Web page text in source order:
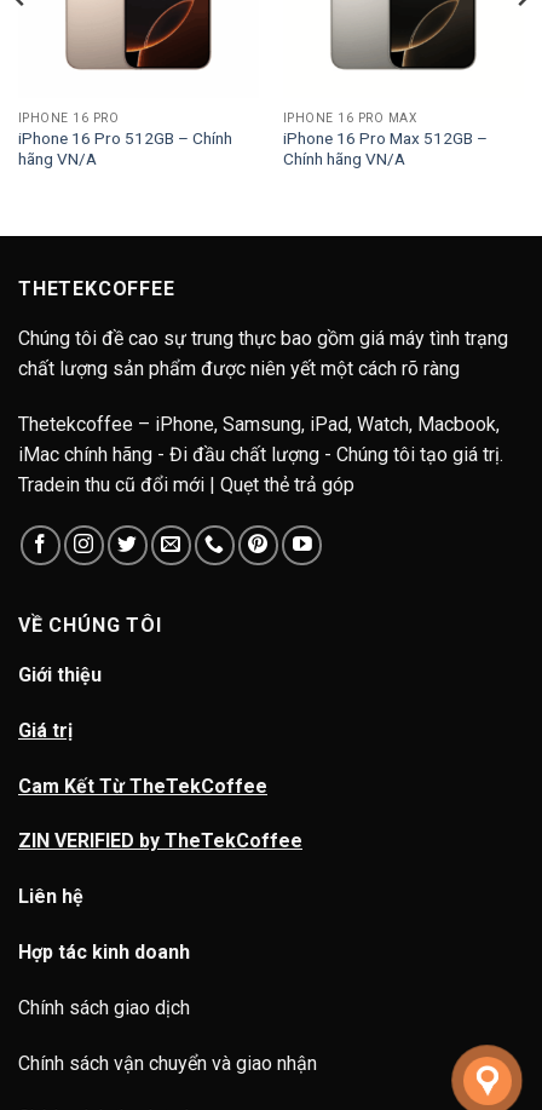
IPHONE 16 PRO
iPhone 16 Pro 512GB – Chính
hãng VN/A
IPHONE 16 PRO MAX
iPhone 16 Pro Max 512GB –
Chính hãng VN/A
THETEKCOFFEE
Chúng tôi đề cao sự trung thực bao gồm giá máy tình trạng
chất lượng sản phẩm được niên yết một cách rõ ràng
Thetekcoffee – iPhone, Samsung, iPad, Watch, Macbook,
iMac chính hãng - Đi đầu chất lượng - Chúng tôi tạo giá trị.
Tradein thu cũ đổi mới | Quẹt thẻ trả góp
VỀ CHÚNG TÔI
Giới thiệu
Giá trị
Cam Kết Từ TheTekCoffee
ZIN VERIFIED by TheTekCoffee
Liên hệ
Hợp tác kinh doanh
Chính sách giao dịch
Chính sách vận chuyển và giao nhận